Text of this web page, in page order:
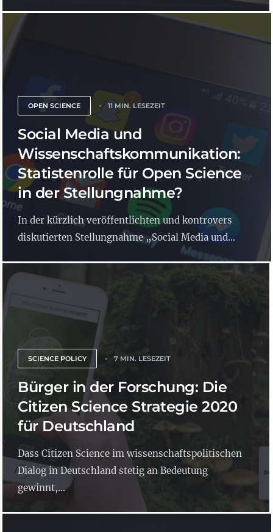
OPEN SCIENCE 11 MIN. LESEZEIT
Social Media und
Wissenschaftskommunikation:
Statistenrolle für Open Science
in der Stellungnahme?
In der kürzlich veröffentlichten und kontrovers
diskutierten Stellungnahme „Social Media und...
SCIENCE POLICY 7 MIN. LESEZEIT
Bürger in der Forschung: Die
Citizen Science Strategie 2020
für Deutschland
Dass Citizen Science im wissenschaftspolitischen
Dialog in Deutschland stetig an Bedeutung
gewinnt,...